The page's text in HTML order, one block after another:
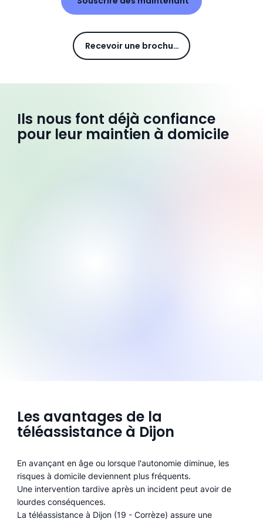
Recevoir une brochure
Ils nous font déjà confiance
pour leur maintien à domicile
Les avantages de la
téléassistance à Dijon
En avançant en âge ou lorsque l'autonomie diminue, les
risques à domicile deviennent plus fréquents.
Une intervention tardive après un incident peut avoir de
lourdes conséquences.
La téléassistance à Dijon (19 - Corrèze) assure une